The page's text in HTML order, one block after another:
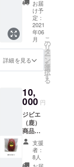
３袋 道
の駅特
別記念
切符
（100名
限定）
お礼の
【クー
ル便】
内容量
五平餅3
本セッ
ト
（100g
×３）×
セット
【（超
あらび
きフラ
ンク300
ｇ）×
２、
（超あ
らびき
ピリ辛
お届
け予
定：
2021
年06
月
詳細を見る
こ
の
リ
タ
ー
ン
を
選
択
す
る
10,
000 円
ジビエ
（鹿）
商品詰
め合わ
せセッ
ト
【クー
支援
者：
8人